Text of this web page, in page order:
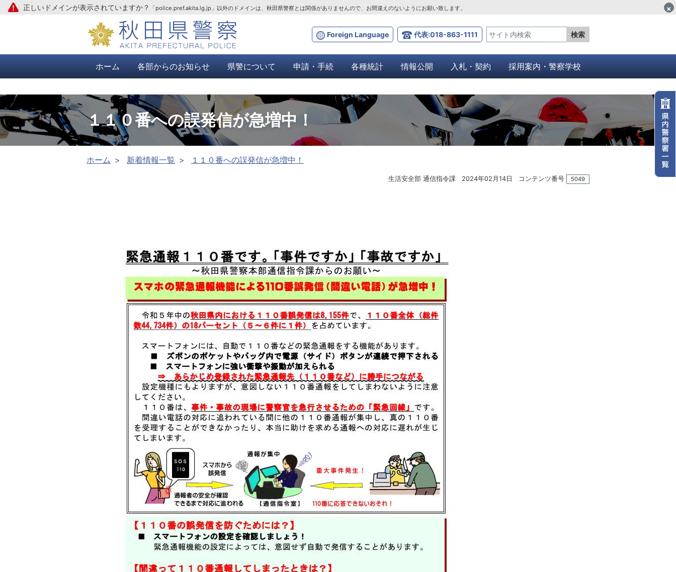
本文へ
Foreign Language 代表:018-863-1111 検索
正しいドメインが表示されていますか？ 「police.pref.akita.lg.jp」以外のドメインは、秋田県警察とは関係がありませんので、お間違えのないようにお願い致します。 ×
ホーム 各部からのお知らせ 県警について 申請・手続 各種統計 情報公開 入札・契約 採用案内・警察学校
１１０番への誤発信が急増中！
ホーム 新着情報一覧 １１０番への誤発信が急増中！
生活安全部 通信指令課 2024年02月14日 コンテンツ番号 5049